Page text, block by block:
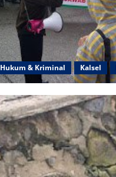
Hukum & Kriminal Kalsel